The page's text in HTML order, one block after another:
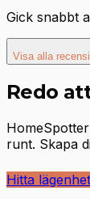
Gick snabbt
Visa alla
Redo
runt. Skapa
Hitta